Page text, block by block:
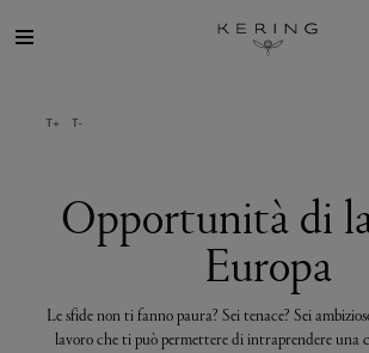
lavoro
SOSTENIBILITÀ
Opportunità di
Europa
Le sfide non ti fanno paura? Sei tenace? Sei
lavoro che ti può permettere di intraprendere una